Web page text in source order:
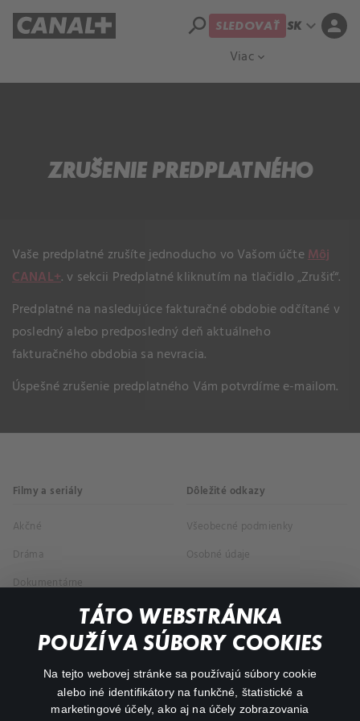
TÁTO WEBSTRÁNKA
POUŽÍVA SÚBORY COOKIES
Na tejto webovej stránke sa používajú súbory cookie
alebo iné identifikátory na funkčné, štatistické a
marketingové účely, ako aj na účely zobrazovania
Viac expand_more
search SLEDOVAŤ SKexpand_more person
ZRUŠENIE PREDPLATNÉHO
Vaše predplatné zrušíte jednoducho vo Vašom účteMôj
CANAL+. v sekcii Predplatné kliknutím na tlačidlo „Zrušiť“.
Predplatné na nasledujúce fakturačné obdobie odčítané v
posledný alebo predposledný deň aktuálneho
fakturačného obdobia sa nevracia.
Úspešné zrušenie predplatného Vám potvrdíme e-mailom.
Filmy a seriály
Akčné
Dráma
Dokumentárne
Dôležité odkazy
Všeobecné podmienky
Osobné údaje
O aplikácii Canal+